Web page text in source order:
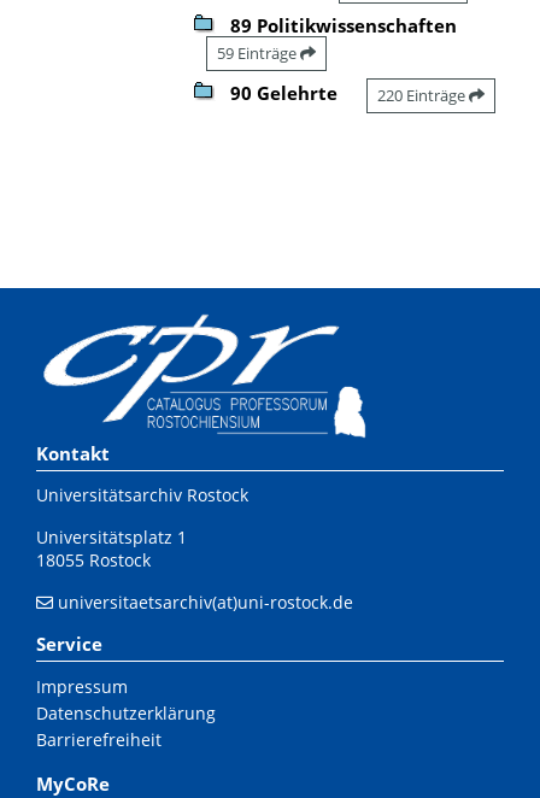
89 Politikwissenschaften
59 Einträge
90 Gelehrte 220 Einträge
Kontakt
Universitätsarchiv Rostock
Universitätsplatz 1
18055 Rostock
universitaetsarchiv(at)uni-rostock.de
Service
Impressum
Datenschutzerklärung
Barrierefreiheit
MyCoRe